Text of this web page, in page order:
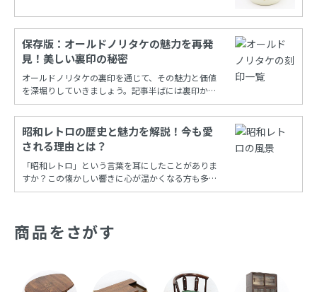
保存版：オールドノリタケの魅力を再発
見！美しい裏印の秘密
オールドノリタケの裏印を通じて、その魅力と価値
を深堀りしていきましょう。記事半ばには裏印から
年代を調べることができる保存版一覧もあります！
昭和レトロの歴史と魅力を解説！今も愛
される理由とは？
「昭和レトロ」という言葉を耳にしたことがありま
すか？この懐かしい響きに心が温かくなる方も多い
でしょう。昭和時代の風情を再現し、今も多くの
す。
商品をさがす